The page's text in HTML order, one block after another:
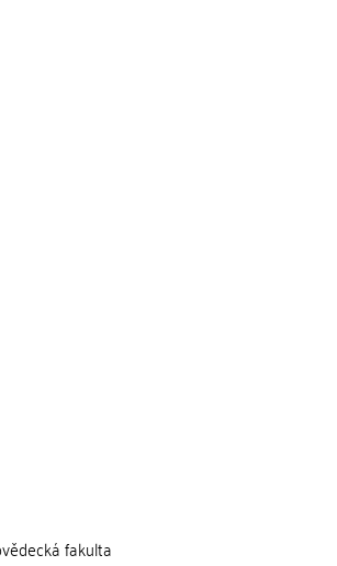
fakulta